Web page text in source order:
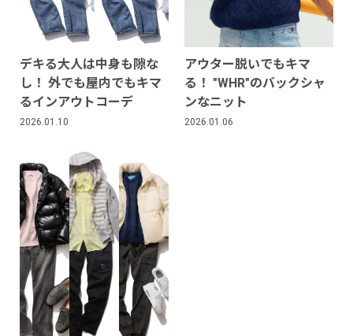
デキる大人は中身も隙な
し！ 外でも屋内でもキマ
るインアウトコーデ
2026.01.10
アウター脱いでもキマ
る！ "WHR"のバックシャ
ンなニット
2026.01.06